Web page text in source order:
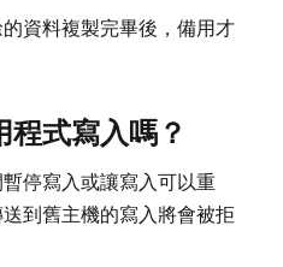
資料複製完畢後，備用才
式寫入嗎？
停寫入或讓寫入可以重
到舊主機的寫入將會被拒